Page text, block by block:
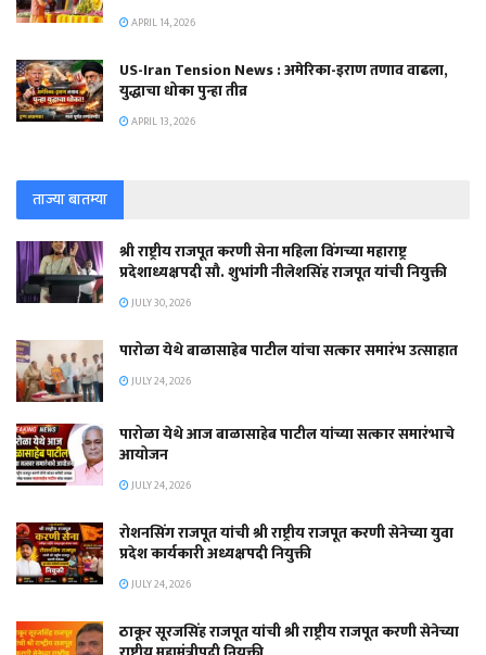
APRIL 14, 2026
US-Iran Tension News : अमेरिका-इराण तणाव वाढला,
युद्धाचा धोका पुन्हा तीव्र
APRIL 13, 2026
ताज्या बातम्या
श्री राष्ट्रीय राजपूत करणी सेना महिला विंगच्या महाराष्ट्र
प्रदेशाध्यक्षपदी सौ. शुभांगी नीलेशसिंह राजपूत यांची नियुक्ती
JULY 30, 2026
पारोळा येथे बाळासाहेब पाटील यांचा सत्कार समारंभ उत्साहात
JULY 24, 2026
पारोळा येथे आज बाळासाहेब पाटील यांच्या सत्कार समारंभाचे
आयोजन
JULY 24, 2026
रोशनसिंग राजपूत यांची श्री राष्ट्रीय राजपूत करणी सेनेच्या युवा
प्रदेश कार्यकारी अध्यक्षपदी नियुक्ती
JULY 24, 2026
ठाकूर सूरजसिंह राजपूत यांची श्री राष्ट्रीय राजपूत करणी सेनेच्या